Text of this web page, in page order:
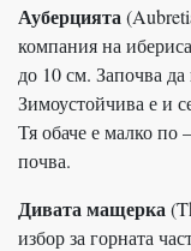
Ауберцията
компания на
до 10 см. Започва
Зимоустойчива е и
Тя обаче е малко по
почва.
Дивата мащерка
избор за горната